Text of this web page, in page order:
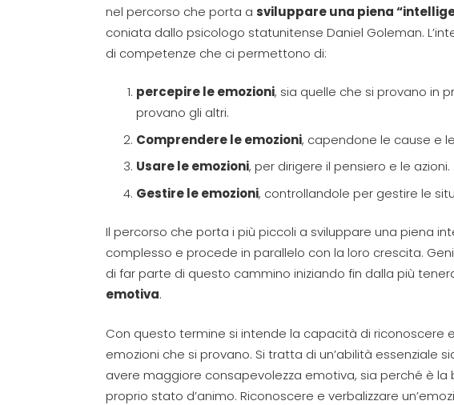
nel percorso che porta a sviluppare una piena
coniata dallo psicologo statunitense Daniel Goleman.
di competenze che ci permettono di:
percepire le emozioni, sia quelle che si provano in
provano gli altri.
Comprendere le emozioni, capendone le cause e
Usare le emozioni, per dirigere il pensiero e le azioni.
Gestire le emozioni, controllandole per gestire le
Il percorso che porta i più piccoli a sviluppare una piena
complesso e procede in parallelo con la loro crescita.
di far parte di questo cammino iniziando fin dalla più
emotiva.
Con questo termine si intende la capacità di riconoscere
emozioni che si provano. Si tratta di un’abilità essenziale
avere maggiore consapevolezza emotiva, sia perché è la
proprio stato d’animo. Riconoscere e verbalizzare